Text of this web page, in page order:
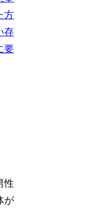
方
存
要
性
が